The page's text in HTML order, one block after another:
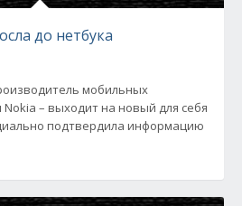
до нетбука
мобильных
– выходит на новый для себя
подтвердила информацию